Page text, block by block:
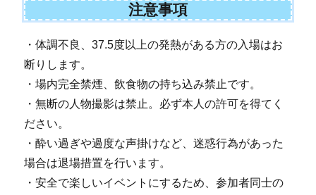
注意事項
・体調不良、37.5度以上の発熱がある方の入場はお
断りします。
・場内完全禁煙、飲食物の持ち込み禁止です。
・無断の人物撮影は禁止。必ず本人の許可を得てく
ださい。
・酔い過ぎや過度な声掛けなど、迷惑行為があった
場合は退場措置を行います。
・安全で楽しいイベントにするため、参加者同士の